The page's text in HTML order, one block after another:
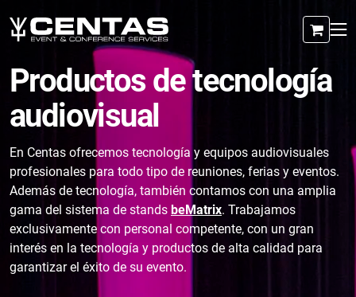
Productos de tecnología
audiovisual
En Centas ofrecemos tecnología y equipos audiovisuales
profesionales para todo tipo de reuniones, ferias y eventos.
Además de tecnología, también contamos con una amplia
gama del sistema de stands beMatrix. Trabajamos
exclusivamente con personal competente, con un gran
interés en la tecnología y productos de alta calidad para
garantizar el éxito de su evento.